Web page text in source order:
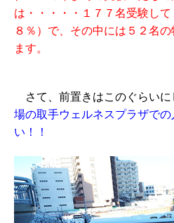
は・・・・・１７７名受験し
８％）で、その中には５２名
ます。
さて、前置きはこのぐらいに
場の取手ウェルネスプラザで
い！！